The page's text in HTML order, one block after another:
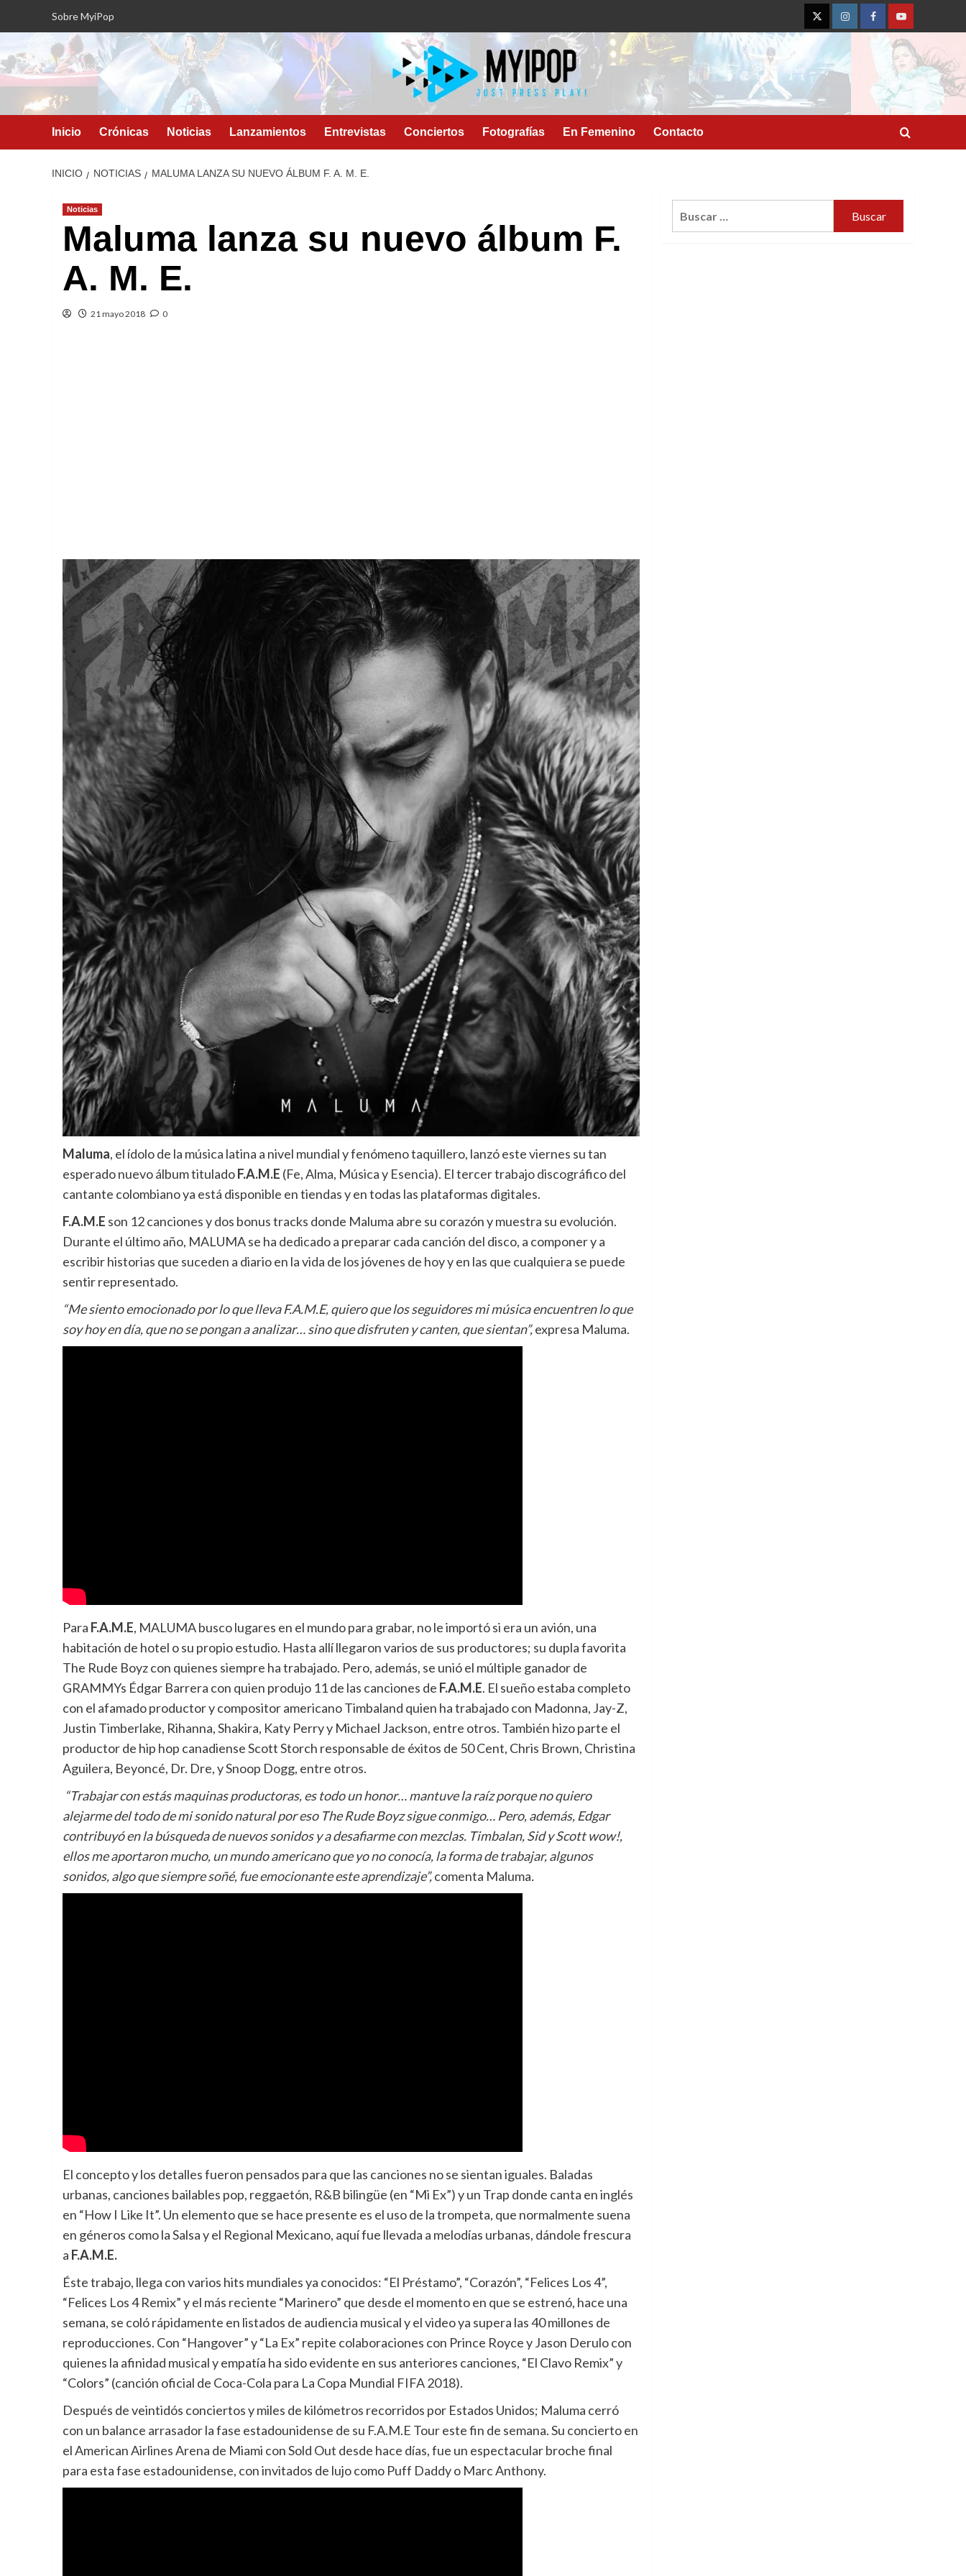
Sobre MyiPop
TwitterInstagramFacebookYouTube
Inicio Crónicas Noticias Lanzamientos Entrevistas Conciertos Fotografías En Femenino Contacto
INICIO NOTICIAS MALUMA LANZA SU NUEVO ÁLBUM F. A. M. E.
Noticias
Maluma lanza su nuevo álbum F.
A. M. E.
21 mayo 2018 0
Maluma, el ídolo de la música latina a nivel mundial y fenómeno taquillero, lanzó este viernes su tan
esperado nuevo álbum tituladoF.A.M.E (Fe, Alma, Música y Esencia). El tercer trabajo discográfico del
cantante colombiano ya está disponible en tiendas y en todas las plataformas digitales.
F.A.M.E son 12 canciones y dos bonus tracks donde Maluma abre su corazón y muestra su evolución.
Durante el último año, MALUMA se ha dedicado a preparar cada canción del disco, a componer y a
escribir historias que suceden a diario en la vida de los jóvenes de hoy y en las que cualquiera se puede
sentir representado.
“Me siento emocionado por lo que lleva F.A.M.E, quiero que los seguidores mi música encuentren lo que
soy hoy en día, que no se pongan a analizar… sino que disfruten y canten, que sientan”,expresa Maluma.
Para F.A.M.E, MALUMA busco lugares en el mundo para grabar, no le importó si era un avión, una
habitación de hotel o su propio estudio. Hasta allí llegaron varios de sus productores; su dupla favorita
The Rude Boyz con quienes siempre ha trabajado. Pero, además, se unió el múltiple ganador de
GRAMMYs Édgar Barrera con quien produjo 11 de las canciones de F.A.M.E. El sueño estaba completo
con el afamado productor y compositor americano Timbaland quien ha trabajado con Madonna, Jay-Z,
Justin Timberlake, Rihanna, Shakira, Katy Perry y Michael Jackson, entre otros. También hizo parte el
productor de hip hop canadiense Scott Storch responsable de éxitos de 50 Cent, Chris Brown, Christina
Aguilera, Beyoncé, Dr. Dre, y Snoop Dogg, entre otros.
“Trabajar con estás maquinas productoras, es todo un honor… mantuve la raíz porque no quiero
alejarme del todo de mi sonido natural por eso The Rude Boyz sigue conmigo… Pero, además, Edgar
contribuyó en la búsqueda de nuevos sonidos y a desafiarme con mezclas. Timbalan, Sid y Scott wow!,
ellos me aportaron mucho, un mundo americano que yo no conocía, la forma de trabajar, algunos
sonidos, algo que siempre soñé, fue emocionante este aprendizaje”,comenta Maluma.
El concepto y los detalles fueron pensados para que las canciones no se sientan iguales. Baladas
urbanas, canciones bailables pop, reggaetón, R&B bilingüe (en “Mi Ex”) y un Trap donde canta en inglés
en “How I Like It”. Un elemento que se hace presente es el uso de la trompeta, que normalmente suena
en géneros como la Salsa y el Regional Mexicano, aquí fue llevada a melodías urbanas, dándole frescura
a F.A.M.E.
Éste trabajo, llega con varios hits mundiales ya conocidos: “El Préstamo”, “Corazón”, “Felices Los 4”,
“Felices Los 4 Remix” y el más reciente “Marinero” que desde el momento en que se estrenó, hace una
semana, se coló rápidamente en listados de audiencia musical y el video ya supera las 40 millones de
reproducciones. Con “Hangover” y “La Ex” repite colaboraciones con Prince Royce y Jason Derulo con
quienes la afinidad musical y empatía ha sido evidente en sus anteriores canciones, “El Clavo Remix” y
“Colors” (canción oficial de Coca-Cola para La Copa Mundial FIFA 2018).
Después de veintidós conciertos y miles de kilómetros recorridos por Estados Unidos; Maluma cerró
con un balance arrasador la fase estadounidense de su F.A.M.E Tour este fin de semana. Su concierto en
el American Airlines Arena de Miami con Sold Out desde hace días, fue un espectacular broche final
para esta fase estadounidense, con invitados de lujo como Puff Daddy o Marc Anthony.